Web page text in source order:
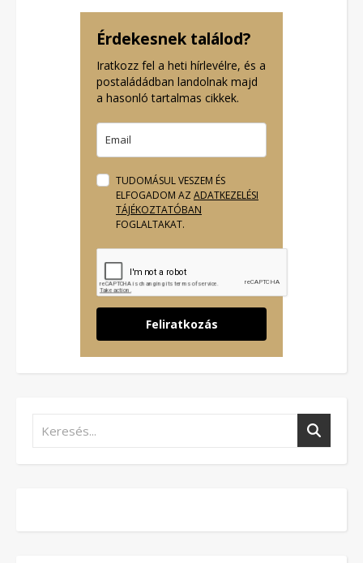
Érdekesnek találod?
Iratkozz fel a heti hírlevélre, és a
postaládádban landolnak majd
a hasonló tartalmas cikkek.
TUDOMÁSUL VESZEM ÉS
ELFOGADOM AZ ADATKEZELÉSI
TÁJÉKOZTATÓBAN
FOGLALTAKAT.
Feliratkozás